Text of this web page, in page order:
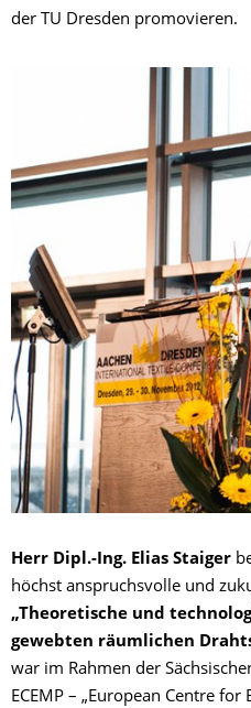
der TU Dresden promovieren.
Herr Dipl.-Ing. Elias Staiger
höchst anspruchsvolle und
„Theoretische und
gewebten räumlichen
war im Rahmen der
ECEMP – „European Centre